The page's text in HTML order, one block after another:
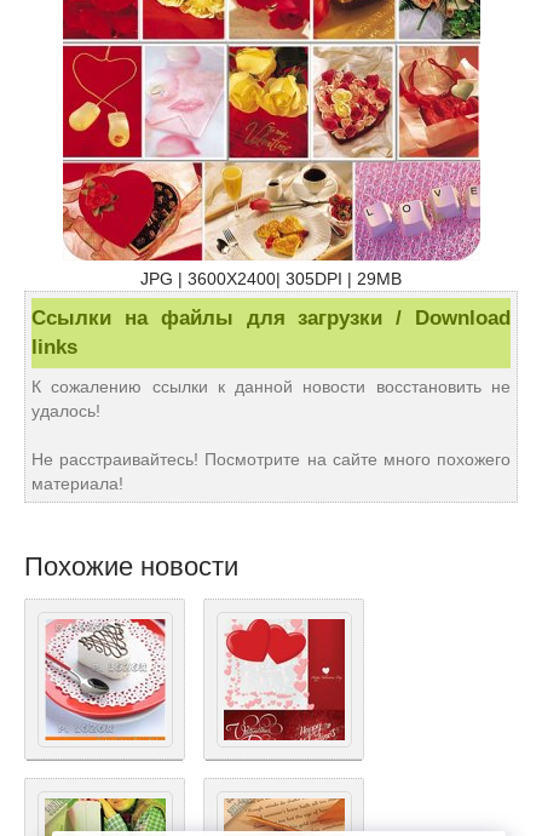
JPG | 3600X2400| 305DPI | 29MB
Ссылки на файлы для загрузки / Download
links
К сожалению ссылки к данной новости восстановить не
удалось!
Не расстраивайтесь! Посмотрите на сайте много похожего
материала!
Похожие новости